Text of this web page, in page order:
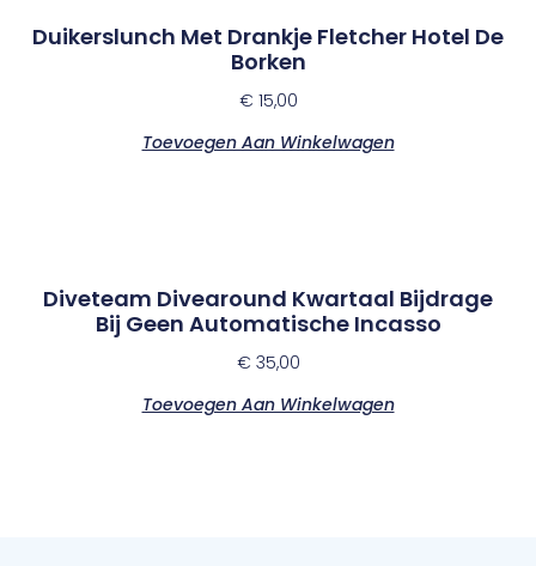
Duikerslunch Met Drankje Fletcher Hotel De
Borken
€ 15,00
Toevoegen Aan Winkelwagen
Diveteam Divearound Kwartaal Bijdrage
Bij Geen Automatische Incasso
€ 35,00
Toevoegen Aan Winkelwagen